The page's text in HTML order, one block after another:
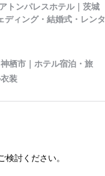
検討ください。